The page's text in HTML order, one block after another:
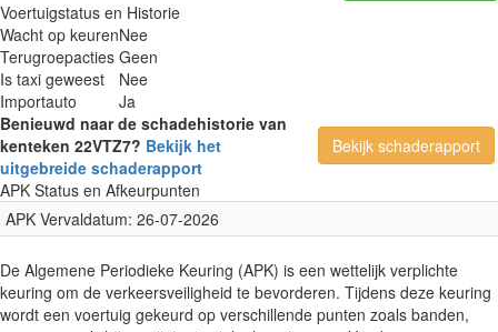
Voertuigstatus en Historie
Wacht op keurenNee
Terugroepacties Geen
Is taxi geweest
Nee
Importauto
Ja
Benieuwd naar de schadehistorie van
kenteken 22VTZ7? Bekijk het
uitgebreide schaderapport
Bekijk schaderapport
APK Status en Afkeurpunten
APK Vervaldatum: 26-07-2026
De Algemene Periodieke Keuring (APK) is een wettelijk verplichte
keuring om de verkeersveiligheid te bevorderen. Tijdens deze keuring
wordt een voertuig gekeurd op verschillende punten zoals banden,